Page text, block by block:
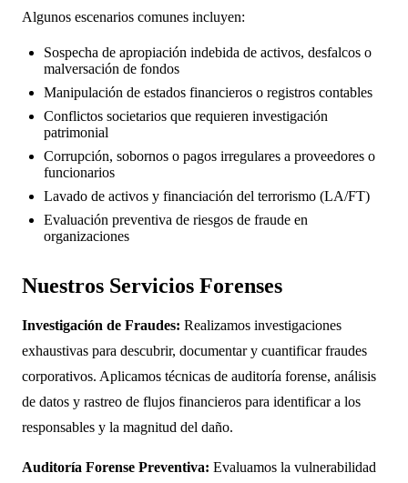
Algunos escenarios comunes incluyen:
Sospecha de apropiación indebida de activos, desfalcos o
malversación de fondos
Manipulación de estados financieros o registros contables
Conflictos societarios que requieren investigación
patrimonial
Corrupción, sobornos o pagos irregulares a proveedores o
funcionarios
Lavado de activos y financiación del terrorismo (LA/FT)
Evaluación preventiva de riesgos de fraude en
organizaciones
Nuestros Servicios Forenses
Investigación de Fraudes: Realizamos investigaciones
exhaustivas para descubrir, documentar y cuantificar fraudes
corporativos. Aplicamos técnicas de auditoría forense, análisis
de datos y rastreo de flujos financieros para identificar a los
responsables y la magnitud del daño.
Auditoría Forense Preventiva: Evaluamos la vulnerabilidad